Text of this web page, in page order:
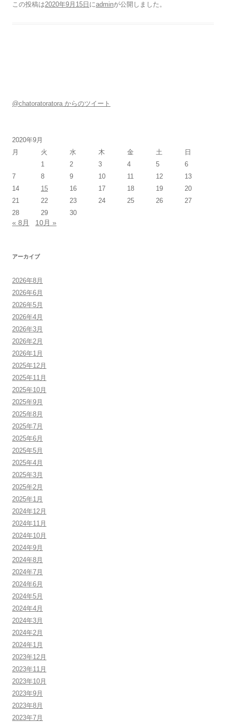
この投稿は2020年9月15日 にadminが公開しました 。
@chatoratoratora からのツイート
2020年9月
月
火 水 木 金 土
日
1
2 3 4 5
6
7
8 9 10 11 12
13
14
15 16 17 18 19
20
21
22 23 24 25 26
27
28
29 30
« 8月 10月 »
アーカイブ
2026年8月
2026年6月
2026年5月
2026年4月
2026年3月
2026年2月
2026年1月
2025年12月
2025年11月
2025年10月
2025年9月
2025年8月
2025年7月
2025年6月
2025年5月
2025年4月
2025年3月
2025年2月
2025年1月
2024年12月
2024年11月
2024年10月
2024年9月
2024年8月
2024年7月
2024年6月
2024年5月
2024年4月
2024年3月
2024年2月
2024年1月
2023年12月
2023年11月
2023年10月
2023年9月
2023年8月
2023年7月